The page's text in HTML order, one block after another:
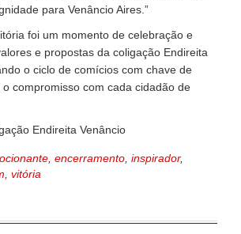
para Venâncio Aires.”
foi um momento de celebração e
e propostas da coligação Endireita
o ciclo de comícios com chave de
compromisso com cada cidadão de
Endireita Venâncio
encerramento inspirador,
vitória